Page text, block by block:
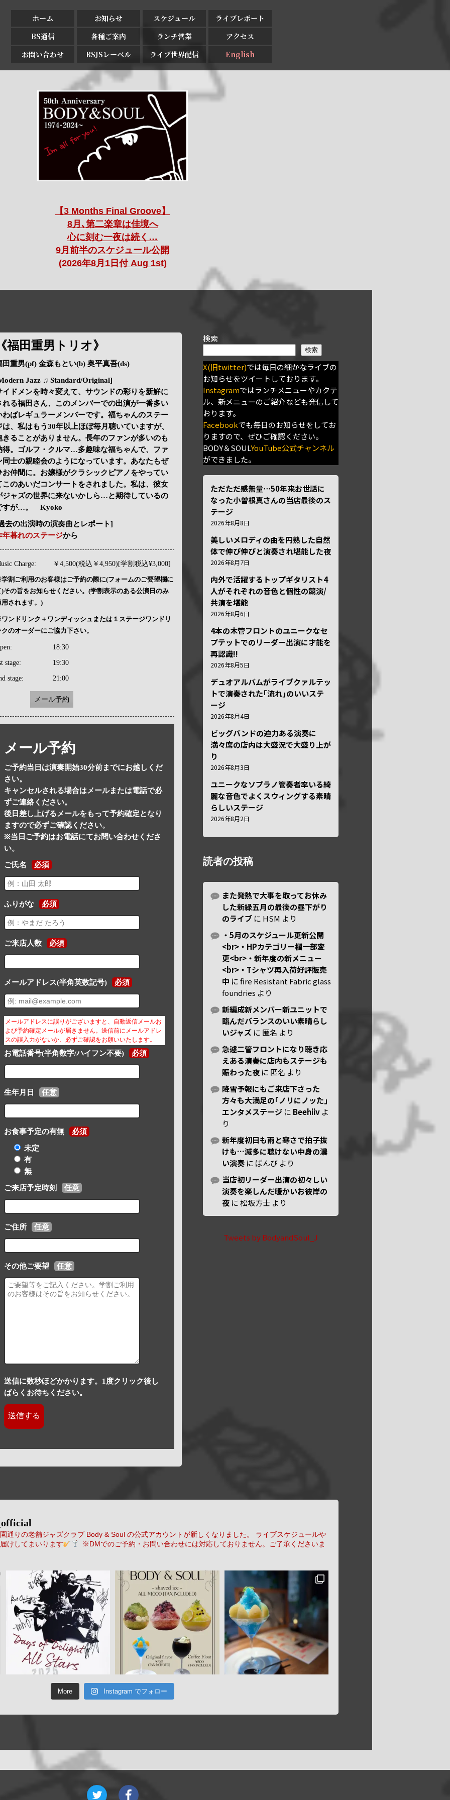
ホーム お知らせ スケジュール
ライブレポート
BS通信
各種ご案内 ランチ営業
アクセス
お問い合わせ
BSJSレーベル ライブ世界配信 English
【3 Months Final Groove】
8月､第二楽章は佳境へ
心に刻む一夜は続く…
9月前半のスケジュール公開
(2026年8月1日付 Aug 1st)
福田重男トリオ》
田重男(pf) 金森もとい(b) 奥平真吾(ds)
Jazz ♫ Standard/Original]
イドメンを時々変えて、サウンドの彩りを新鮮に
れる福田さん、このメンバーでの出演が一番多い
わばレギュラーメンバーです。福ちゃんのステー
は、私はもう30年以上ほぼ毎月聴いていますが、
きることがありません。長年のファンが多いのも
得。ゴルフ・クルマ…多趣味な福ちゃんで、ファ
同士の親睦会のようになっています。あなたもぜ
お仲間に。お嬢様がクラシックピアノをやってい
このあいだコンサートをされました。私は、彼女
ジャズの世界に来ないかしら…と期待しているの
すが…。 Kyoko
去の出演時の演奏曲とレポート]
年暮れのステージから
Charge: ￥4,500(税込￥4,950)[学割税込¥3,000]
割ご利用のお客様はご予約の際に(フォームのご要望欄に
)その旨をお知らせください。(学割表示のある公演日のみ
用されます。)
ンドリンク＋ワンディッシュまたは１ステージワンドリ
クのオーダーにご協力下さい。
18:30
stage: 19:30
stage: 21:00
メール予約
メール予約
ご予約当日は演奏開始30分前までにお越しくだ
さい。
キャンセルされる場合はメールまたは電話で必
ずご連絡ください。
後日差し上げるメールをもって予約確定となり
ますので必ずご確認ください。
※当日ご予約はお電話にてお問い合わせくださ
い。
ご氏名 必須
ふりがな 必須
ご来店人数 必須
メールアドレス(半角英数記号) 必須
メールアドレスに誤りがございますと、自動返信メールお
よび予約確定メールが届きません。送信前にメールアドレ
スの誤入力がないか、必ずご確認をお願いいたします。
お電話番号(半角数字/ハイフン不要) 必須
生年月日 任意
お食事予定の有無 必須
未定
有
無
ご来店予定時刻 任意
ご住所 任意
その他ご要望 任意
送信に数秒ほどかかります。1度クリック後し
ばらくお待ちください。
検索
検索
X(旧twitter)では毎日の細かなライブの
お知らせをツイートしております。
Instagramではランチメニューやカクテ
ル、新メニューのご紹介なども発信して
おります。
Facebookでも毎日のお知らせをしてお
りますので、ぜひご確認ください。
BODY＆SOULYouTube公式チャンネル
ができました。
ただただ感無量⋯50年来お世話に
なった小曽根真さんの当店最後のス
テージ
2026年8月8日
美しいメロディの曲を円熟した自然
体で伸び伸びと演奏され堪能した夜
2026年8月7日
内外で活躍するトップギタリスト4
人がそれぞれの音色と個性の競演/
共演を堪能
2026年8月6日
4本の木管フロントのユニークなセ
プテットでのリーダー出演に才能を
再認識!!
2026年8月5日
デュオアルバムがライブクァルテッ
トで演奏された｢流れ｣のいいステ
ージ
2026年8月4日
ビッグバンドの迫力ある演奏に
満々席の店内は大盛況で大盛り上が
り
2026年8月3日
ユニークなソプラノ管奏者率いる綺
麗な音色でよくスウィングする素晴
らしいステージ
2026年8月2日
読者の投稿
また発熱で大事を取ってお休み
した新緑五月の最後の昼下がり
のライブ に HSM より
・5月のスケジュール更新公開
<br>・HPカテゴリー欄一部変
更<br>・新年度の新メニュー
<br>・Tシャツ再入荷好評販売
中 にfire Resistant Fabric glass
foundries より
新編成新メンバー新ユニットで
臨んだバランスのいい素晴らし
いジャズ に 匿名 より
急遽二管フロントになり聴き応
えある演奏に店内もステージも
賑わった夜 に 匿名 より
降雪予報にもご来店下さった
方々も大満足の｢ノリにノッた｣
エンタメステージ に Beehiiv よ
り
新年度初日も雨と寒さで拍子抜
けも…滅多に聴けない中身の濃
い演奏 に ばんび より
当店初リーダー出演の初々しい
演奏を楽しんだ暖かいお彼岸の
夜 に松坂方士 より
Tweets by BodyandSoul_J
通りの老舗ジャズクラブ Body & Soul の公式アカウントが新しくなりました。
ライブスケジュールや
けしてまいります
※DMでのご予約・お問い合わせには対応しておりません。ご了承くださいま
More Instagram でフォロー